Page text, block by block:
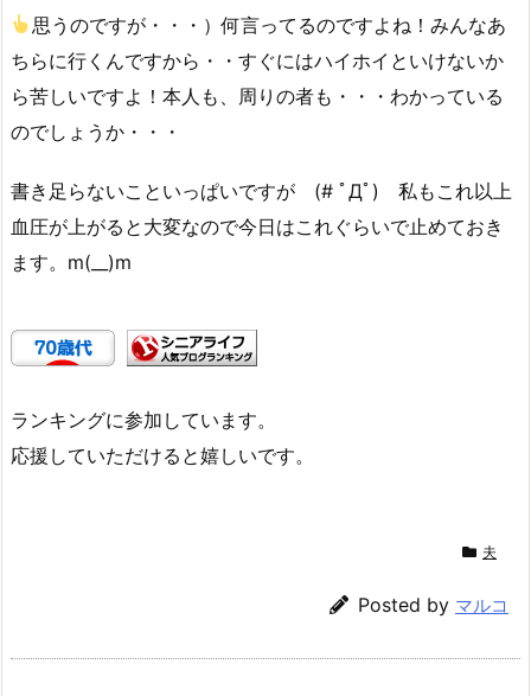
思うのですが・・・）何言ってるのですよね！みんなあ
ちらに行くんですから・・すぐにはハイホイといけないか
ら苦しいですよ！本人も、周りの者も・・・わかっている
のでしょうか・・・
書き足らないこといっぱいですが (# ﾟДﾟ) 私もこれ以上
血圧が上がると大変なので今日はこれぐらいで止めておき
ます。m(__)m
ランキングに参加しています。
応援していただけると嬉しいです。
夫
Posted by マルコ